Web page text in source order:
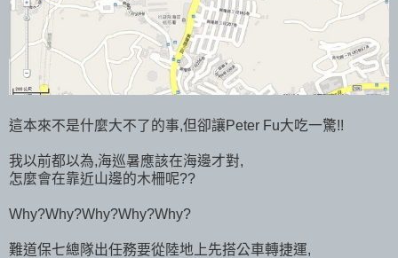
這本來不是什麼大不了的事,但卻讓Peter Fu大吃一驚!!
我以前都以為,海巡暑應該在海邊才對,
怎麼會在靠近山邊的木柵呢??
Why?Why?Why?Why?Why?
難道保七總隊出任務要從陸地上先搭公車轉捷運,